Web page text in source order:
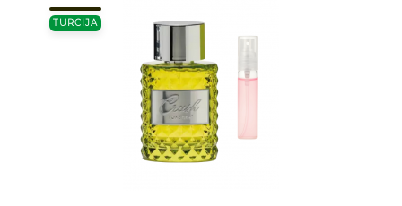
TURCIJA